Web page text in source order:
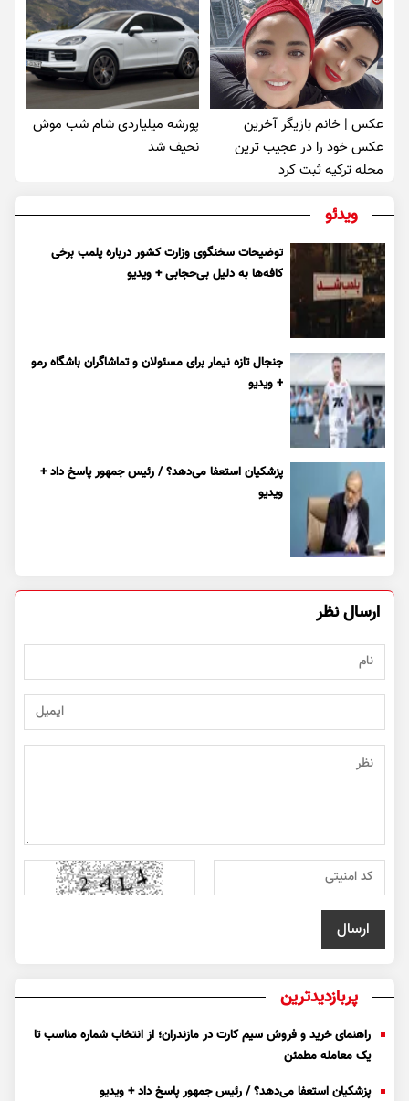
عکس | خانم بازیگر آخرین
عکس خود را در عجیب ترین
محله ترکیه ثبت کرد
پورشه میلیاردی شام شب موش‌
نحیف شد
ویدئو
توضیحات سخنگوی وزارت کشور درباره پلمب برخی
کافه‌ها به دلیل بی‌حجابی + ویدیو
جنجال تازه نیمار برای مسئولان و تماشاگران باشگاه رمو
+ ویدیو
پزشکیان استعفا می‌دهد؟ / رئیس جمهور پاسخ داد +
ویدیو
ارسال نظر
پربازدیدترین
راهنمای خرید و فروش سیم کارت در مازندران؛ از انتخاب شماره مناسب تا
یک معامله مطمئن
پزشکیان استعفا می‌دهد؟ / رئیس جمهور پاسخ داد + ویدیو